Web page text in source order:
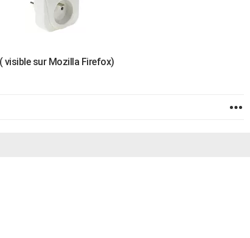
visible sur Mozilla Firefox)